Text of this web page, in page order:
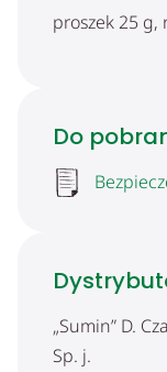
proszek 25 g,
Do
„Sumin” D.
Sp. j.